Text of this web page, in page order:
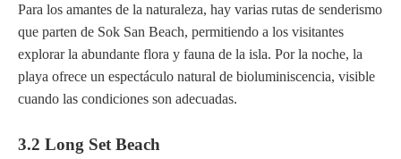
Para los amantes de la naturaleza, hay varias rutas de senderismo
que parten de Sok San Beach, permitiendo a los visitantes
explorar la abundante flora y fauna de la isla. Por la noche, la
playa ofrece un espectáculo natural de bioluminiscencia, visible
cuando las condiciones son adecuadas.
3.2 Long Set Beach